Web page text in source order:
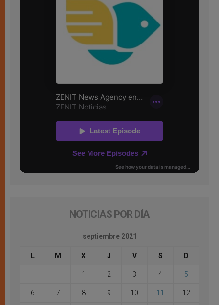
NOTICIAS POR DÍA
septiembre 2021
L M X J V S D
1 2 3 4 5
6 7 8 9 10 11 12